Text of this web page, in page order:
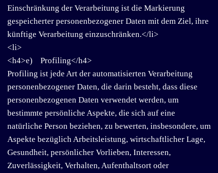
Einschränkung der Verarbeitung ist die Markierung
gespeicherter personenbezogener Daten mit dem Ziel, ihre
künftige Verarbeitung einzuschränken.</li>
<li>
<h4>e) Profiling</h4>
Profiling ist jede Art der automatisierten Verarbeitung
personenbezogener Daten, die darin besteht, dass diese
personenbezogenen Daten verwendet werden, um
bestimmte persönliche Aspekte, die sich auf eine
natürliche Person beziehen, zu bewerten, insbesondere, um
Aspekte bezüglich Arbeitsleistung, wirtschaftlicher Lage,
Gesundheit, persönlicher Vorlieben, Interessen,
Zuverlässigkeit, Verhalten, Aufenthaltsort oder